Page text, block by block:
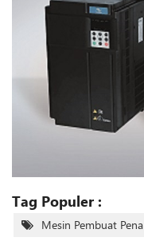
Tag Populer :
Mesin Pembuat Pena